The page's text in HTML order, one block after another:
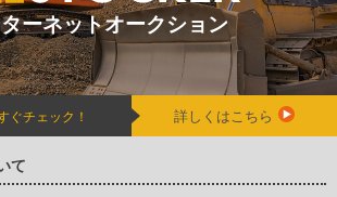
ーネットオークション
ぐチェック！ 詳しくはこちら
て